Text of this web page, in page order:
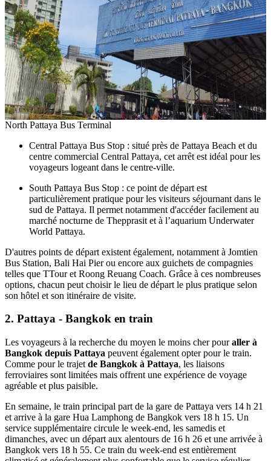
North Pattaya Bus Terminal
Central Pattaya Bus Stop : situé près de Pattaya Beach et du
centre commercial Central Pattaya, cet arrêt est idéal pour les
voyageurs logeant dans le centre-ville.
South Pattaya Bus Stop : ce point de départ est
particulièrement pratique pour les visiteurs séjournant dans le
sud de Pattaya. Il permet notamment d'accéder facilement au
marché nocturne de Thepprasit et à l’aquarium Underwater
World Pattaya.
D'autres points de départ existent également, notamment à Jomtien
Bus Station, Bali Hai Pier ou encore aux guichets de compagnies
telles que TTour et Roong Reuang Coach. Grâce à ces nombreuses
options, chacun peut choisir le lieu de départ le plus pratique selon
son hôtel et son itinéraire de visite.
2. Pattaya - Bangkok en train
Les voyageurs à la recherche du moyen le moins cher pouraller à
Bangkok depuis Pattaya peuvent également opter pour le train.
Comme pour le trajet de Bangkok à Pattaya, les liaisons
ferroviaires sont limitées mais offrent une expérience de voyage
agréable et plus paisible.
En semaine, le train principal part de la gare de Pattaya vers 14 h 21
et arrive à la gare Hua Lamphong de Bangkok vers 18 h 15. Un
service supplémentaire circule le week-end, les samedis et
dimanches, avec un départ aux alentours de 16 h 26 et une arrivée à
Bangkok vers 18 h 55. Ce train du week-end est entièrement